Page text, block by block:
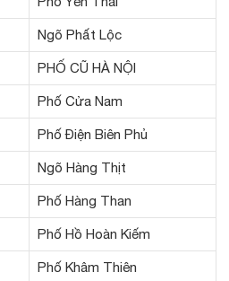
Ngõ Phất Lộc
PHỐ CŨ HÀ NỘI
Phố Cửa Nam
Phố Điện Biên Phủ
Ngõ Hàng Thịt
Phố Hàng Than
Phố Hồ Hoàn Kiếm
Phố Khâm Thiên